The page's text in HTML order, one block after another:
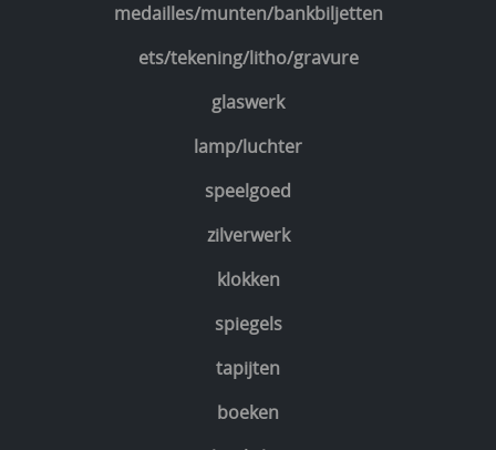
medailles/munten/bankbiljetten
ets/tekening/litho/gravure
glaswerk
lamp/luchter
speelgoed
zilverwerk
klokken
spiegels
tapijten
boeken